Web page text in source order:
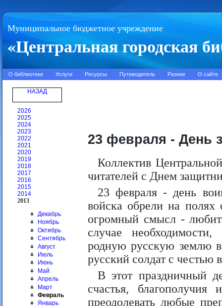
Муниципальное бюджетное учреждение
«Центральная городская
О библиотеке Услуги Ресурсы Путеводитель Разное О сайте
НАЗАД
2026
2025
2024
2023
2022
2021
2020
2019
2018
2017
2016
2015
2014
2013
Декабрь
Ноябрь
Октябрь
Сентябрь
Август
Июль
Июнь
Май
Апрель
Март
Февраль
Январь
23 февраля - День
Коллектив
читателей с Днем
23 февраля - день
войска обрели на полях
огромный смысл -
случае
родную русскую землю
русский солдат с честью
В этот праздничный
счастья,
преодолевать любые